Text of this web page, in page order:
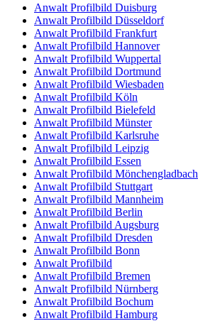
Anwalt Profilbild Duisburg
Anwalt Profilbild Düsseldorf
Anwalt Profilbild Frankfurt
Anwalt Profilbild Hannover
Anwalt Profilbild Wuppertal
Anwalt Profilbild Dortmund
Anwalt Profilbild Wiesbaden
Anwalt Profilbild Köln
Anwalt Profilbild Bielefeld
Anwalt Profilbild Münster
Anwalt Profilbild Karlsruhe
Anwalt Profilbild Leipzig
Anwalt Profilbild Essen
Anwalt Profilbild Mönchengladbach
Anwalt Profilbild Stuttgart
Anwalt Profilbild Mannheim
Anwalt Profilbild Berlin
Anwalt Profilbild Augsburg
Anwalt Profilbild Dresden
Anwalt Profilbild Bonn
Anwalt Profilbild
Anwalt Profilbild Bremen
Anwalt Profilbild Nürnberg
Anwalt Profilbild Bochum
Anwalt Profilbild Hamburg